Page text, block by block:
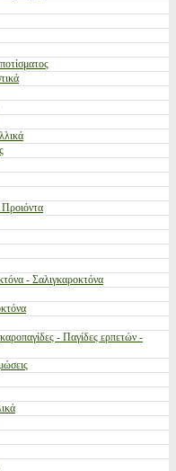
Προιόντα
- Σαλιγκαροκτόνα
- Παγίδες ερπετών -